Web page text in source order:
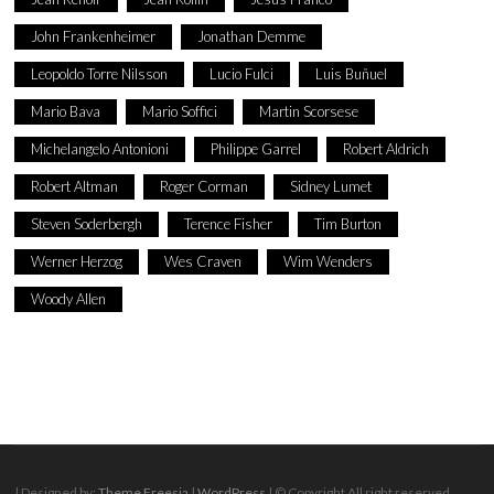
John Frankenheimer Jonathan Demme
Leopoldo Torre Nilsson Lucio Fulci Luis Buñuel
Mario Bava Mario Soffici Martin Scorsese
Michelangelo Antonioni Philippe Garrel Robert Aldrich
Robert Altman Roger Corman Sidney Lumet
Steven Soderbergh Terence Fisher Tim Burton
Werner Herzog Wes Craven Wim Wenders
Woody Allen